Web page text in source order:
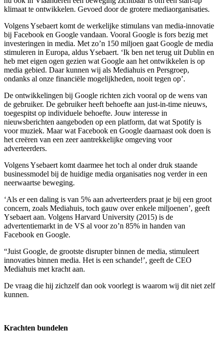
klimaat te ontwikkelen. Gevoed door de grotere mediaorganisaties.
Volgens Ysebaert komt de werkelijke stimulans van media-innovatie
bij Facebook en Google vandaan. Vooral Google is fors bezig met
investeringen in media. Met zo’n 150 miljoen gaat Google de media
stimuleren in Europa, aldus Ysebaert. ‘Ik ben net terug uit Dublin en
heb met eigen ogen gezien wat Google aan het ontwikkelen is op
media gebied. Daar kunnen wij als Mediahuis en Persgroep,
ondanks al onze financiële mogelijkheden, nooit tegen op’.
De ontwikkelingen bij Google richten zich vooral op de wens van
de gebruiker. De gebruiker heeft behoefte aan just-in-time nieuws,
toegespitst op individuele behoefte. Jouw interesse in
nieuwsberichten aangeboden op een platform, dat wat Spotify is
voor muziek. Maar wat Facebook en Google daarnaast ook doen is
het creëren van een zeer aantrekkelijke omgeving voor
adverteerders.
Volgens Ysebaert komt daarmee het toch al onder druk staande
businessmodel bij de huidige media organisaties nog verder in een
neerwaartse beweging.
‘Als er een daling is van 5% aan adverteerders praat je bij een groot
concern, zoals Mediahuis, toch gauw over enkele miljoenen’, geeft
Ysebaert aan. Volgens Harvard University (2015) is de
advertentiemarkt in de VS al voor zo’n 85% in handen van
Facebook en Google.
“Juist Google, de grootste disrupter binnen de media, stimuleert
innovaties binnen media. Het is een schande!’, geeft de CEO
Mediahuis met kracht aan.
De vraag die hij zichzelf dan ook voorlegt is waarom wij dit niet zelf
kunnen.
Krachten bundelen